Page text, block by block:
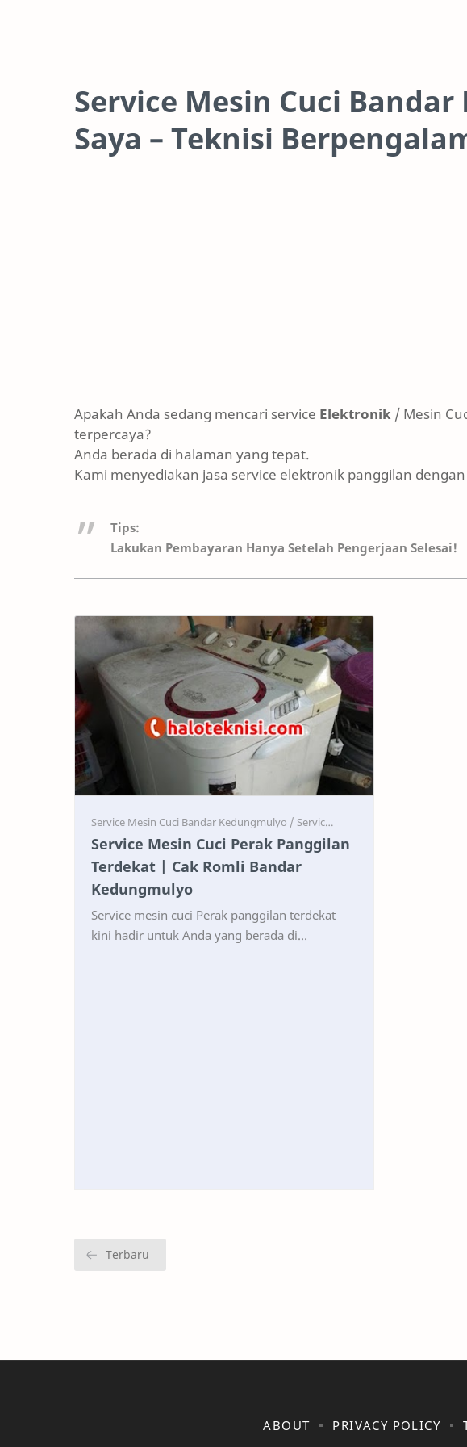
Service Mesin Cuci
Saya – Teknisi
Apakah Anda sedang mencari service Elektronik / Mesin
terpercaya?
Anda berada di halaman yang tepat.
Kami menyediakan jasa service elektronik panggilan
Tips:
Lakukan Pembayaran Hanya Setelah Pengerjaan Selesai!
Service Service
Service Mesin Cuci Perak Panggilan
Terdekat | Cak Romli Bandar
Kedungmulyo
Service mesin cuci Perak panggilan terdekat
kini hadir untuk Anda yang berada di
ABOUT PRIVACY POLICY